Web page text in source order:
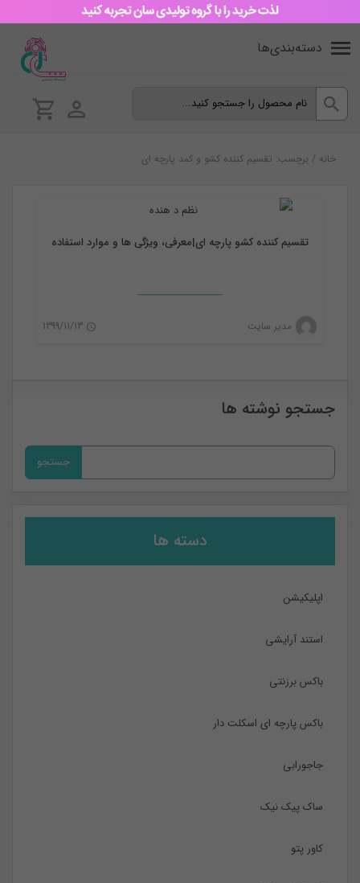
دسته‌بندی‌ها
جستجو نوشته ها
برای:
دسته ها
اپلیکیشن
استند آرایشی
باکس برزنتی
باکس پارچه ای اسکلت دار
جاجورابی
ساک پیک نیک
کاور پتو
خانه / برچسب: تقسیم کننده کشو و کمد پارچه ای
تقسیم کننده کشو پارچه ای|معرفی، ویژگی ها و موارد استفاده
مدیر سایت 1399/11/13